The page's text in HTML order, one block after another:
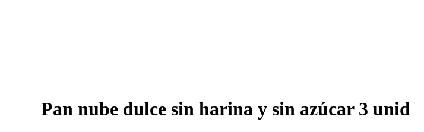
Pan nube dulce sin harina y sin azúcar 3 unid